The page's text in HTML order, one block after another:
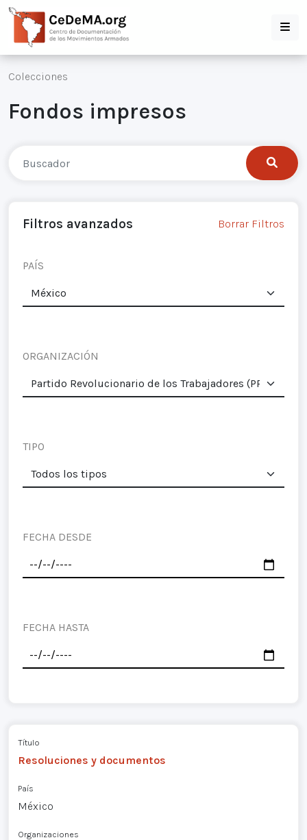
Colecciones
Fondos impresos
Filtros avanzados Borrar Filtros
PAÍS
ORGANIZACIÓN
TIPO
FECHA DESDE
FECHA HASTA
Título
Resoluciones y documentos
País
México
Organizaciones